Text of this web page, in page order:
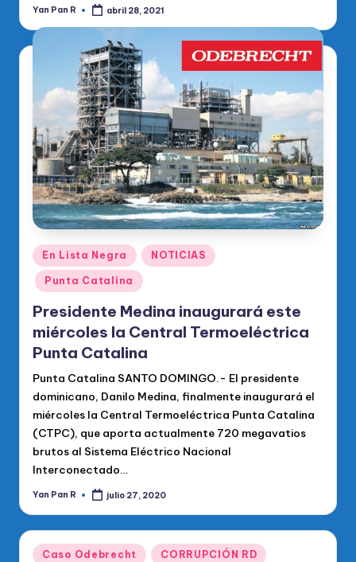
Publicado
Yan Pan R abril 28, 2021
Publicado
en
En Lista Negra NOTICIAS
Punta Catalina
Presidente Medina inaugurará este
miércoles la Central Termoeléctrica
Punta Catalina
Punta Catalina SANTO DOMINGO.- El presidente
dominicano, Danilo Medina, finalmente inaugurará el
miércoles la Central Termoeléctrica Punta Catalina
(CTPC), que aporta actualmente 720 megavatios
brutos al Sistema Eléctrico Nacional
Interconectado…
Publicado
Yan Pan R julio 27, 2020
Publicado
Caso Odebrecht CORRUPCIÓN RD